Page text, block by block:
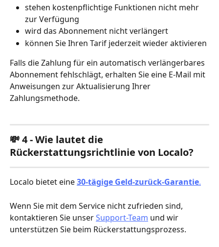
stehen kostenpflichtige Funktionen nicht mehr
zur Verfügung
wird das Abonnement nicht verlängert
können Sie Ihren Tarif jederzeit wieder aktivieren
Falls die Zahlung für ein automatisch verlängerbares
Abonnement fehlschlägt, erhalten Sie eine E-Mail mit
Anweisungen zur Aktualisierung Ihrer
Zahlungsmethode.
💸 4 - Wie lautet die
Rückerstattungsrichtlinie von Localo?
Localo bietet eine 30-tägige Geld-zurück-Garantie.
Wenn Sie mit dem Service nicht zufrieden sind,
kontaktieren Sie unser Support-Team und wir
unterstützen Sie beim Rückerstattungsprozess.